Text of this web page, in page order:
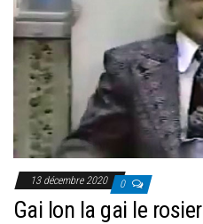
13 décembre 2020 0
Gai lon la gai le rosier